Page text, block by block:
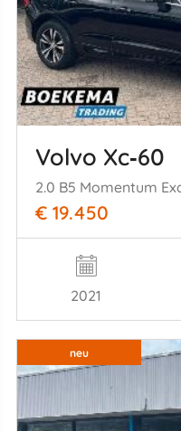
Volvo Xc‑60
€ 19.450
2021
neu